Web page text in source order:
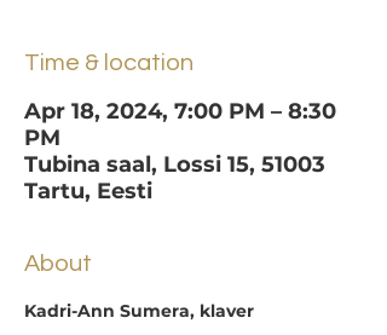
Time & location
Apr 18, 2024, 7:00 PM – 8:30
PM
Tubina saal, Lossi 15, 51003
Tartu, Eesti
About
Kadri-Ann Sumera, klaver